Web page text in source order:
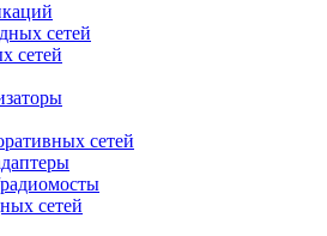
сетей
сетей
сетей
сетей